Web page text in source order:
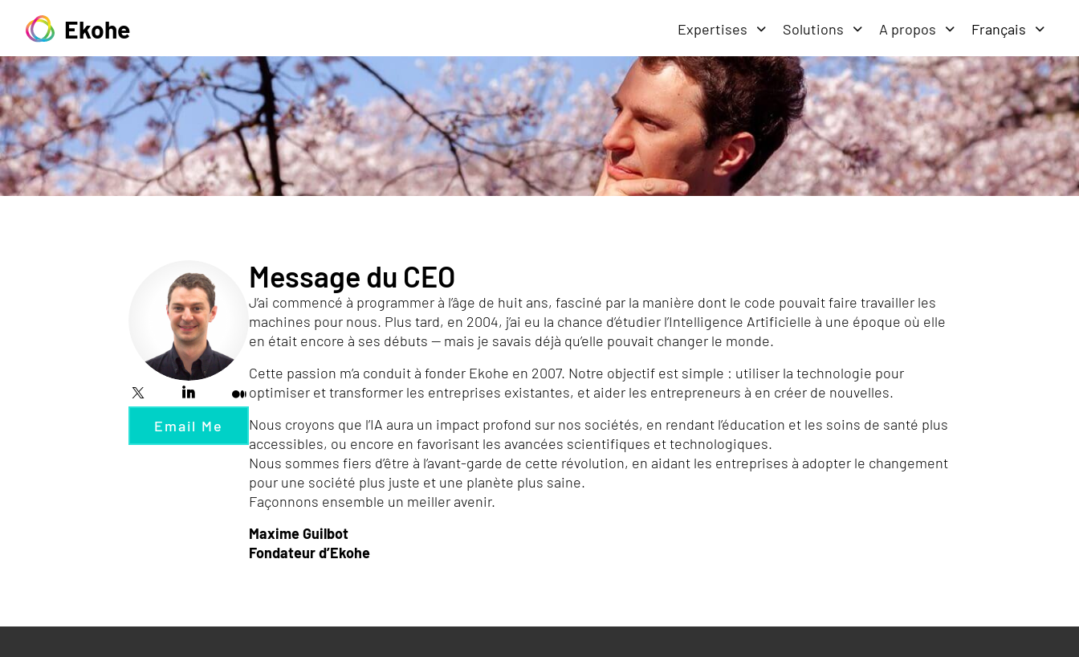
Ekohe Expertises Solutions A propos Français
Email Me
Message du CEO
J’ai commencé à programmer à l’âge de huit ans, fasciné par la manière dont le code pouvait faire travailler les
machines pour nous. Plus tard, en 2004, j’ai eu la chance d’étudier l’Intelligence Artificielle à une époque où elle
en était encore à ses débuts — mais je savais déjà qu’elle pouvait changer le monde.
Cette passion m’a conduit à fonder Ekohe en 2007. Notre objectif est simple : utiliser la technologie pour
optimiser et transformer les entreprises existantes, et aider les entrepreneurs à en créer de nouvelles.
Nous croyons que l’IA aura un impact profond sur nos sociétés, en rendant l’éducation et les soins de santé plus
accessibles, ou encore en favorisant les avancées scientifiques et technologiques.
Nous sommes fiers d’être à l’avant-garde de cette révolution, en aidant les entreprises à adopter le changement
pour une société plus juste et une planète plus saine.
Façonnons ensemble un meiller avenir.
Maxime Guilbot
Fondateur d’Ekohe